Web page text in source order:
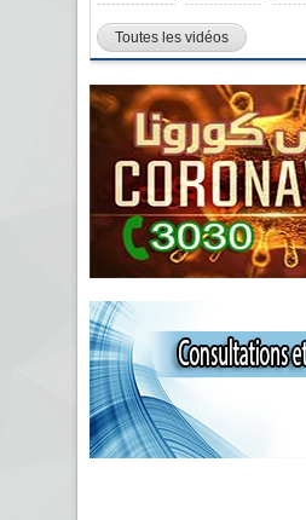
Toutes les vidéos